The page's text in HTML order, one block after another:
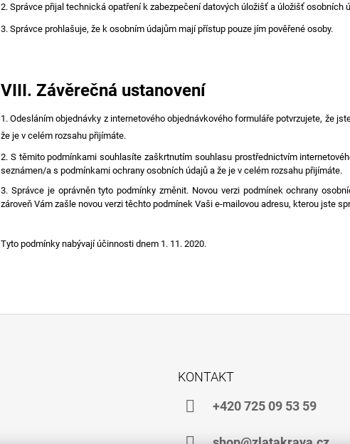
2. Správce přijal technická opatření k zabezpečení datových úložišť a úložišť osobních
3. Správce prohlašuje, že k osobním údajům mají přístup pouze jím pověřené osoby.
VIII. Závěrečná ustanovení
1. Odesláním objednávky z internetového objednávkového formuláře potvrzujete, že
že je v celém rozsahu přijímáte.
2. S těmito podmínkami souhlasíte zaškrtnutím souhlasu prostřednictvím
seznámen/a s podmínkami ochrany osobních údajů a že je v celém rozsahu přijímáte.
3. Správce je oprávněn tyto podmínky změnit. Novou verzi podmínek ochrany
zároveň Vám zašle novou verzi těchto podmínek Vaši e-mailovou adresu, kterou jste
Tyto podmínky nabývají účinnosti dnem 1. 11. 2020.
KONTAKT
+420 725 09 53 59